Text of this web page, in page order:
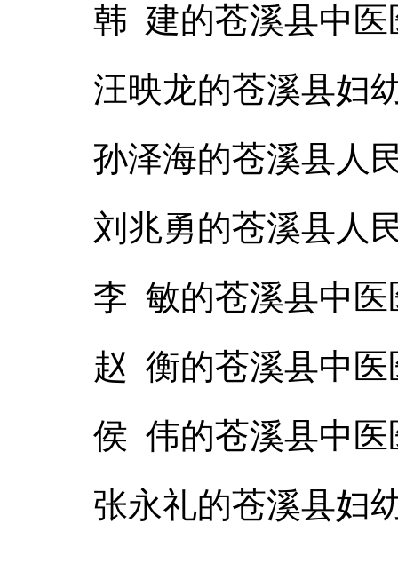
韩 建的苍溪县中医
汪映龙的苍溪县妇
孙泽海的苍溪县人
刘兆勇的苍溪县人
李 敏的苍溪县中
赵 衡的苍溪县中
侯 伟的苍溪县中
张永礼的苍溪县妇